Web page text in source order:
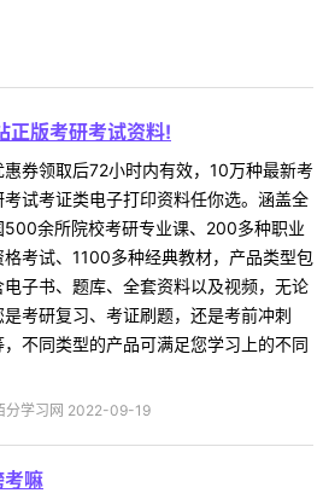
正版考研考试资料!
惠券领取后72小时内有效，10万种最新考
考试考证类电子打印资料任你选。涵盖全
500余所院校考研专业课、200多种职业
格考试、1100多种经典教材，产品类型包
电子书、题库、全套资料以及视频，无论
是考研复习、考证刷题，还是考前冲刺
，不同类型的产品可满足您学习上的不同
分学习网 2022-09-19
考嘛